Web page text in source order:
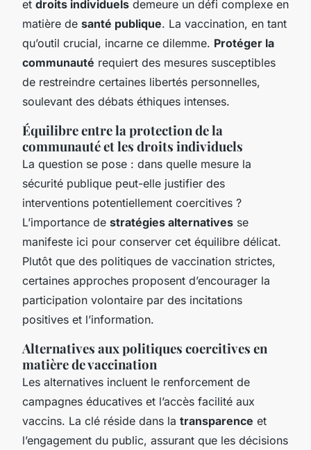
et droits individuels demeure un défi complexe en
matière de santé publique. La vaccination, en tant
qu’outil crucial, incarne ce dilemme. Protéger la
communauté requiert des mesures susceptibles
de restreindre certaines libertés personnelles,
soulevant des débats éthiques intenses.
Équilibre entre la protection de la
communauté et les droits individuels
La question se pose : dans quelle mesure la
sécurité publique peut-elle justifier des
interventions potentiellement coercitives ?
L’importance de stratégies alternatives se
manifeste ici pour conserver cet équilibre délicat.
Plutôt que des politiques de vaccination strictes,
certaines approches proposent d’encourager la
participation volontaire par des incitations
positives et l’information.
Alternatives aux politiques coercitives en
matière de vaccination
Les alternatives incluent le renforcement de
campagnes éducatives et l’accès facilité aux
vaccins. La clé réside dans la transparence et
l’engagement du public, assurant que les décisions